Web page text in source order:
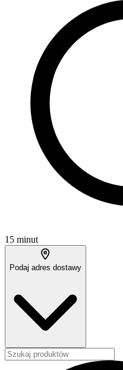
15 minut
Podaj adres dostawy